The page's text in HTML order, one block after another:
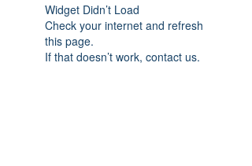
Widget Didn’t Load
Check your internet and refresh
this page.
If that doesn’t work, contact us.